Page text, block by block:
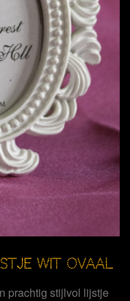
WIT OVAAL
prachtig stijlvol lijstje